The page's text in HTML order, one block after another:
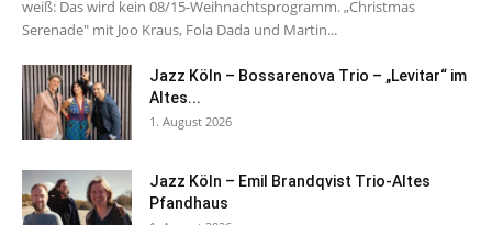
weiß: Das wird kein 08/15-Weihnachtsprogramm. „Christmas
Serenade" mit Joo Kraus, Fola Dada und Martin...
Jazz Köln – Bossarenova Trio – „Levitar“ im
Altes...
1. August 2026
Jazz Köln – Emil Brandqvist Trio-Altes
Pfandhaus